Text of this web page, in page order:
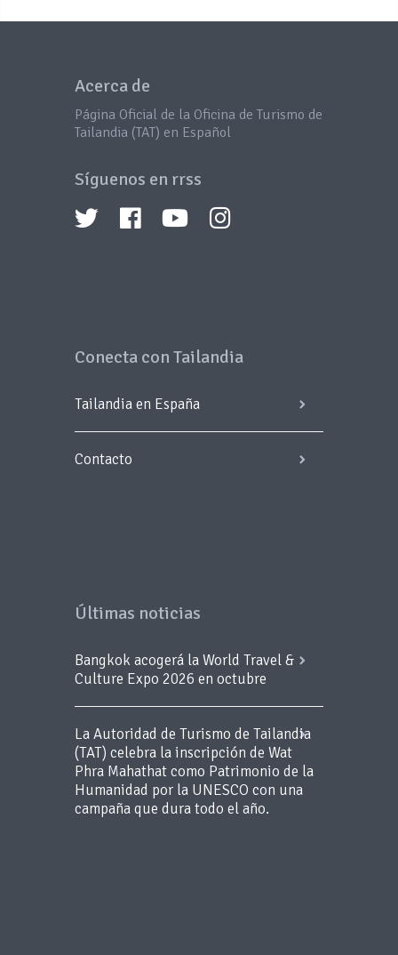
Acerca de
Página Oficial de la Oficina de Turismo de
Tailandia (TAT) en Español
Síguenos en rrss
Conecta con Tailandia
Tailandia en España
Contacto
Últimas noticias
Bangkok acogerá la World Travel &
Culture Expo 2026 en octubre
La Autoridad de Turismo de Tailandia
(TAT) celebra la inscripción de Wat
Phra Mahathat como Patrimonio de la
Humanidad por la UNESCO con una
campaña que dura todo el año.